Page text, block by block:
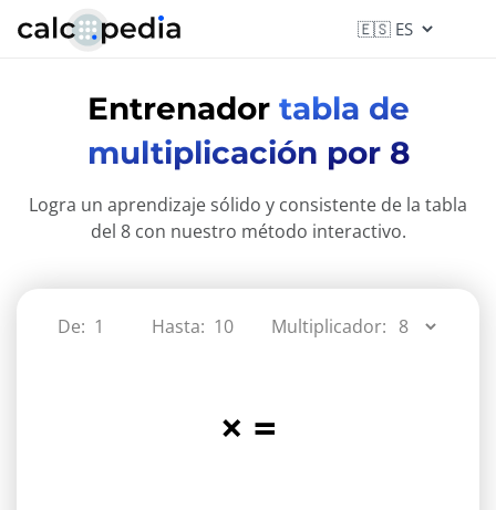
Entrenador tabla de
multiplicación por 8
Logra un aprendizaje sólido y consistente de la tabla
del 8 con nuestro método interactivo.
De: Hasta: Multiplicador:
× =